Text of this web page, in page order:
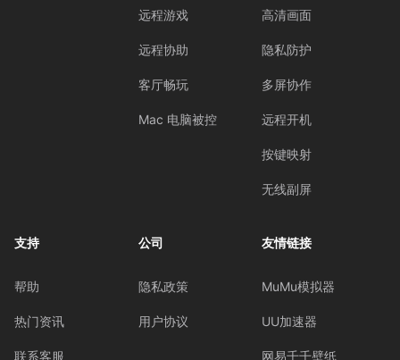
远程游戏
远程协助
客厅畅玩
Mac 电脑被控
高清画面
隐私防护
多屏协作
远程开机
按键映射
无线副屏
支持
帮助
热门资讯
联系客服
公司
隐私政策
用户协议
友情链接
MuMu模拟器
UU加速器
网易千千壁纸